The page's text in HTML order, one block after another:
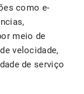
como e-
meio de
velocidade,
de serviço